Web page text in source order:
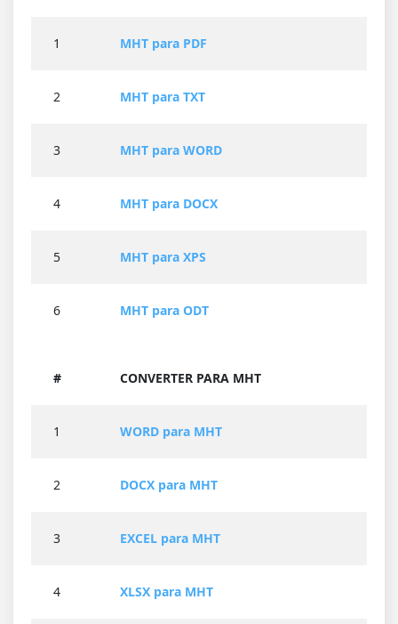
1 MHT para PDF
2 MHT para TXT
3 MHT para WORD
4 MHT para DOCX
5 MHT para XPS
6 MHT para ODT
# CONVERTER PARA MHT
1 WORD para MHT
2 DOCX para MHT
3 EXCEL para MHT
4 XLSX para MHT